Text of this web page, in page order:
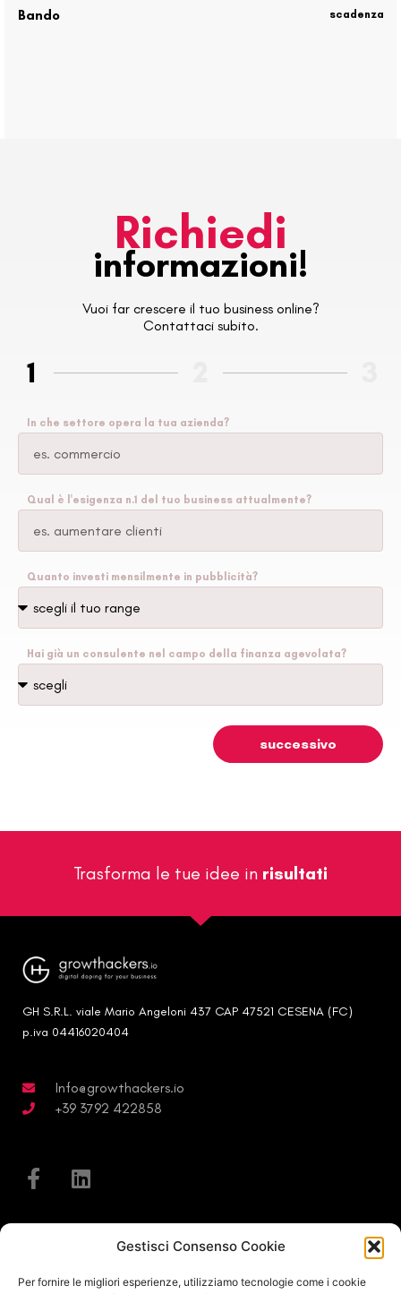
Gestisci Consenso Cookie
Per fornire le migliori esperienze, utilizziamo tecnologie come i cookie
Bando scadenza
Richiedi
informazioni!
Vuoi far crescere il tuo business online?
Contattaci subito.
1
In che settore opera la tua azienda?
Qual è l'esigenza n.1 del tuo business attualmente?
Quanto investi mensilmente in pubblicità?
Hai già un consulente nel campo della finanza agevolata?
successivo
Trasforma le tue idee in risultati
GH S.R.L. viale Mario Angeloni 437 CAP 47521 CESENA (FC)
p.iva 04416020404
Info@growthackers.io
+39 3792 422858